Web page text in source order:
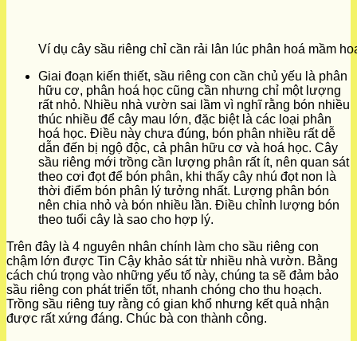
Ví dụ cây sầu riêng chỉ cần rải lân lúc phân hoá mầm
Giai đoạn kiến thiết, sầu riêng con cần chủ yếu là phân
hữu cơ, phân hoá học cũng cần nhưng chỉ một lượng
rất nhỏ. Nhiều nhà vườn sai lầm vì nghĩ rằng bón nhiều
thúc nhiều để cây mau lớn, đặc biệt là các loại phân
hoá học. Điều này chưa đúng, bón phân nhiều rất dễ
dẫn đến bị ngộ độc, cả phân hữu cơ và hoá học. Cây
sầu riêng mới trồng cần lượng phân rất ít, nên quan sát
theo cơi đọt để bón phân, khi thấy cây nhú đọt non là
thời điểm bón phân lý tưởng nhất. Lượng phân bón
nên chia nhỏ và bón nhiều lần. Điều chỉnh lượng bón
theo tuổi cây là sao cho hợp lý.
Trên đây là 4 nguyên nhân chính làm cho sầu riêng con
chậm lớn được Tin Cậy khảo sát từ nhiều nhà vườn. Bằng
cách chú trọng vào những yếu tố này, chúng ta sẽ đảm bảo
sầu riêng con phát triển tốt, nhanh chóng cho thu hoạch.
Trồng sầu riêng tuy rằng có gian khổ nhưng kết quả nhận
được rất xứng đáng. Chúc bà con thành công.